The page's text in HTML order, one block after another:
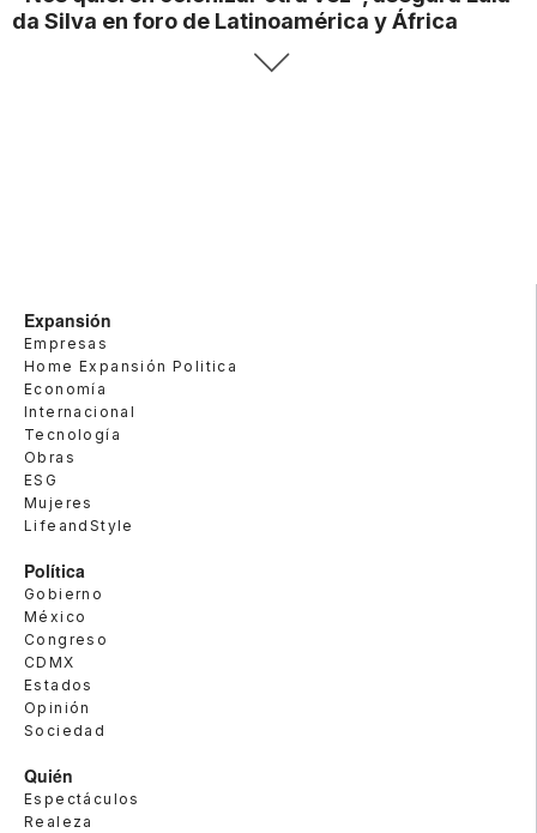
da Silva en foro de Latinoamérica y África
Expansión
Empresas
Home Expansión Politica
Economía
Internacional
Tecnología
Obras
ESG
Mujeres
LifeandStyle
Política
Gobierno
México
Congreso
CDMX
Estados
Opinión
Sociedad
Quién
Espectáculos
Realeza